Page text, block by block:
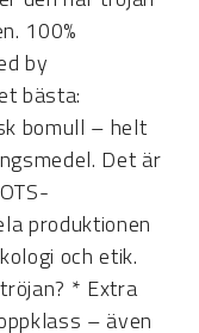
100%
by
bästa:
bomull – helt
Det är
produktionen
och etik.
* Extra
– även